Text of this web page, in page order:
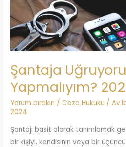
Şantaja
Yapmalıyım?
Yorum bırakın /Ceza Hukuku /
2024
Şantajı basit olarak tanımlamak
bir kişiyi, kendisinin veya bir
Yapmalıyım?
2026